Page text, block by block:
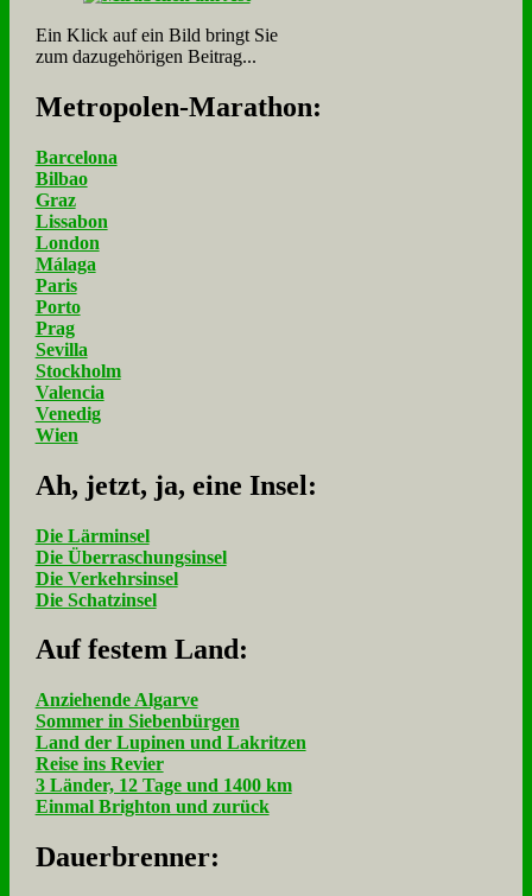
Ein Klick auf ein Bild bringt Sie
zum dazugehörigen Beitrag...
Me­tro­po­len-Ma­ra­thon:
Barcelona
Bilbao
Graz
Lissabon
London
Málaga
Paris
Porto
Prag
Sevilla
Stockholm
Valencia
Venedig
Wien
Ah, jetzt, ja, ei­ne In­sel:
Die Lärminsel
Die Überraschungsinsel
Die Verkehrsinsel
Die Schatzinsel
Auf fe­stem Land:
Anziehende Algarve
Sommer in Siebenbürgen
Land der Lupinen und Lakritzen
Reise ins Revier
3 Länder, 12 Tage und 1400 km
Einmal Brighton und zurück
Dau­er­bren­ner: